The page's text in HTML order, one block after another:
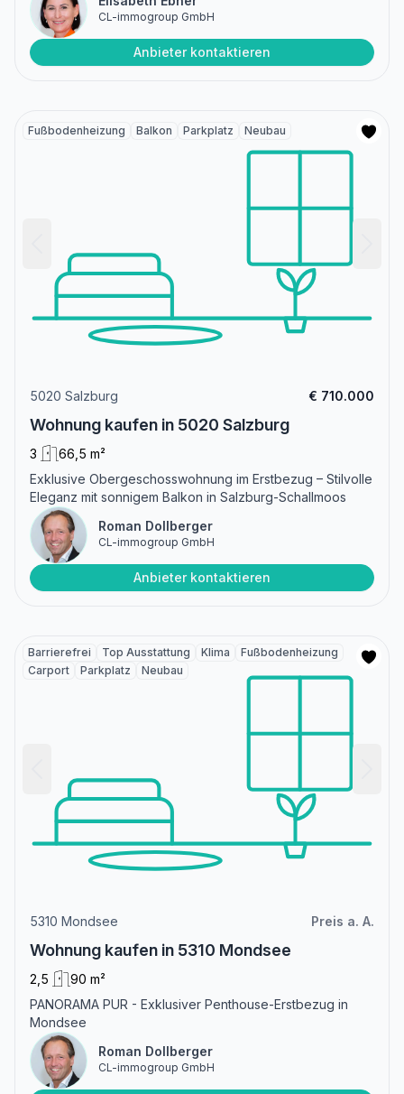
CL-immogroup GmbH
Anbieter kontaktieren
Fußbodenheizung Balkon Parkplatz Neubau
5020 Salzburg € 710.000
Wohnung kaufen in 5020 Salzburg
3
66,5 m²
Exklusive Obergeschosswohnung im Erstbezug – Stilvolle
Eleganz mit sonnigem Balkon in Salzburg-Schallmoos
Roman Dollberger
CL-immogroup GmbH
Anbieter kontaktieren
Barrierefrei Top Ausstattung Klima
Fußbodenheizung
Carport
Parkplatz Neubau
5310 Mondsee Preis a. A.
Wohnung kaufen in 5310 Mondsee
2,5
90 m²
PANORAMA PUR - Exklusiver Penthouse-Erstbezug in
Mondsee
Roman Dollberger
CL-immogroup GmbH